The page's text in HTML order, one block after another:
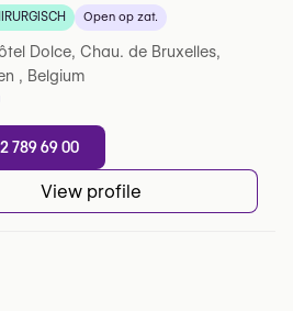
5 sur Google
Open op zat.
Dolce, Chau. de Bruxelles,
, Belgium
789 69 00
View profile